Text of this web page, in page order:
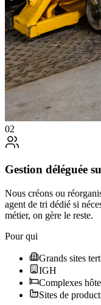
02
Gestion déléguée
Nous créons ou
agent de tri dédié si
métier, on gère le reste.
Pour qui
Grands sites
IGH
Complexes
Sites de